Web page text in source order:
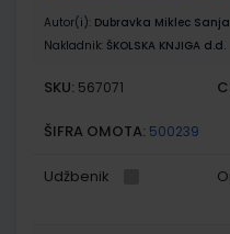
Autor(i): Dubravka Miklec
Nakladnik: ŠKOLSKA KNJIGA d.d.
SKU: 567071
ŠIFRA OMOTA: 500239
Udžbenik